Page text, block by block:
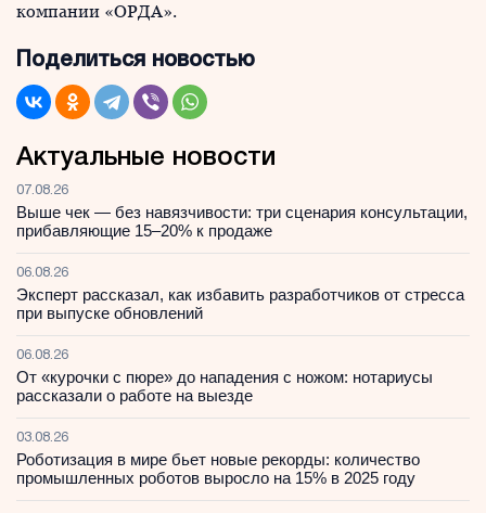
компании «ОРДА».
Поделиться новостью
Актуальные новости
07.08.26
Выше чек — без навязчивости: три сценария консультации,
прибавляющие 15–20% к продаже
06.08.26
Эксперт рассказал, как избавить разработчиков от стресса
при выпуске обновлений
06.08.26
От «курочки с пюре» до нападения с ножом: нотариусы
рассказали о работе на выезде
03.08.26
Роботизация в мире бьет новые рекорды: количество
промышленных роботов выросло на 15% в 2025 году